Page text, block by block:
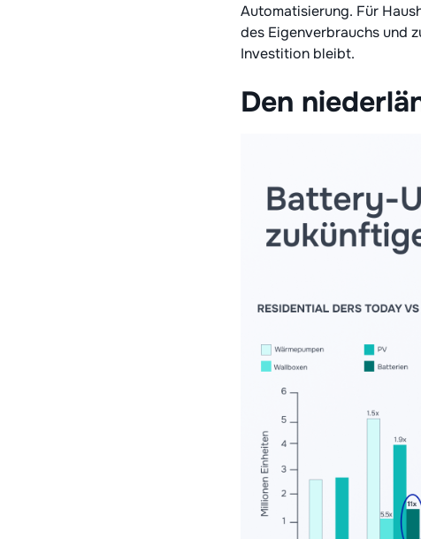
Automatisierung. Für
des Eigenverbrauchs und
Investition bleibt.
Den